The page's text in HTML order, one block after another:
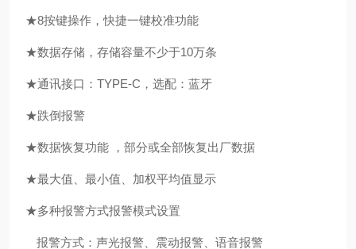
★8按键操作，快捷一键校准功能
★数据存储 ， 存储容量不少于10万条
★通讯接口 ： TYPE-C，选配：蓝牙
★跌倒报警
★数据恢复功能 ， 部分或全部恢复出厂数据
★最大值、最小值、 加权平均值显示
★多种报警方式报警模式设置
报警方式：声光报警、震动报警 语音报警